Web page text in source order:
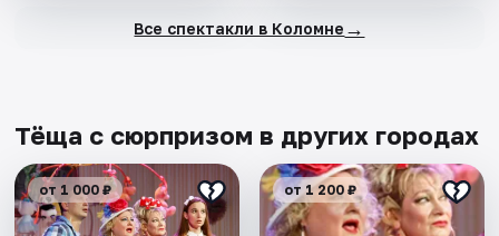
Все спектакли в Коломне →
Тёща с сюрпризом в других городах
от 1 000 ₽ от 1 200 ₽